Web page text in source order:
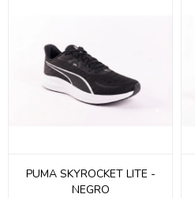
PUMA SKYROCKET LITE -
NEGRO